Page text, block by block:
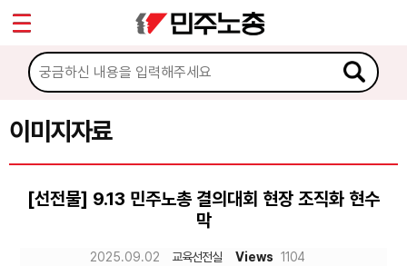
이미지자료
[선전물] 9.13 민주노총 결의대회 현장 조직화 현수
막
2025.09.02 교육선전실 Views 1104
마이페이지
소개
소식
Sketchbook5, 스케치북5
Sketchbook5, 스케치북5